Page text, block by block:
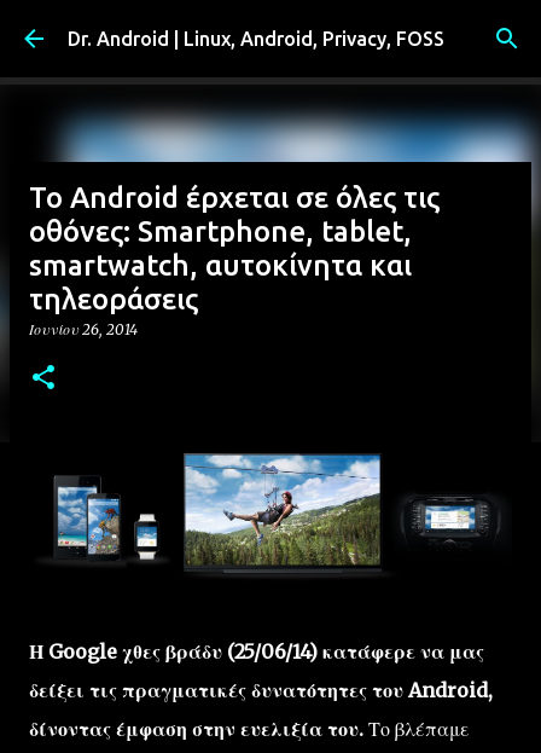
Μετάβαση στο κύριο περιεχόμενο
Dr. Android | Linux, Android, Privacy, FOSS
Το Android έρχεται σε όλες τις
οθόνες: Smartphone, tablet,
smartwatch, αυτοκίνητα και
τηλεοράσεις
Ιουνίου 26, 2014
Η Google χθες βράδυ (25/06/14) κατάφερε να μας
δείξει τις πραγματικές δυνατότητες του Android,
δίνοντας έμφαση στην ευελιξία του. Το βλέπαμε